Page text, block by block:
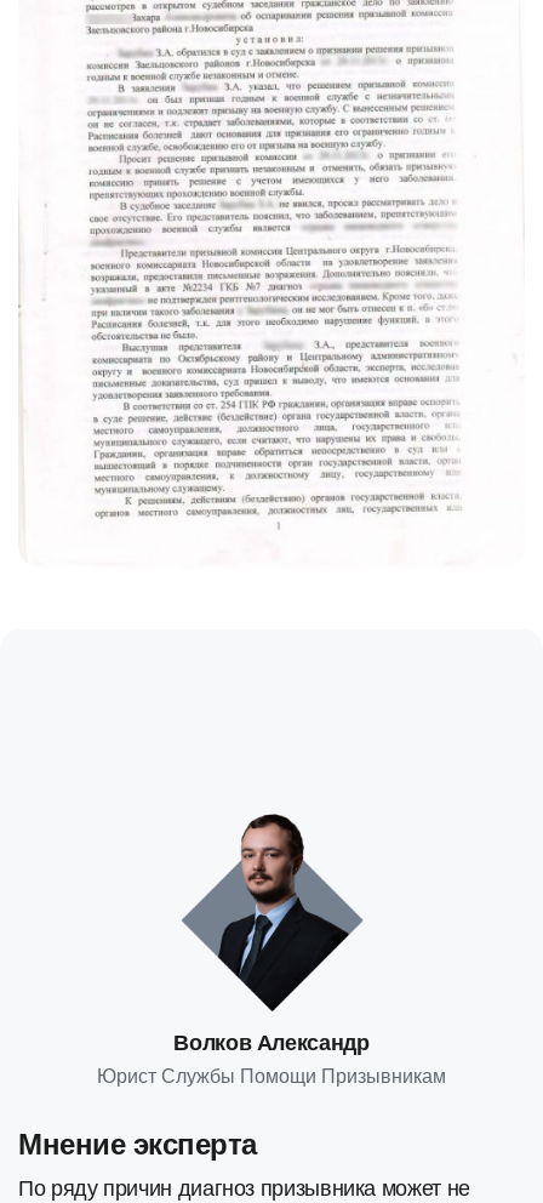
Волков Александр
Юрист Службы Помощи Призывникам
Мнение эксперта
По ряду причин диагноз призывника может не